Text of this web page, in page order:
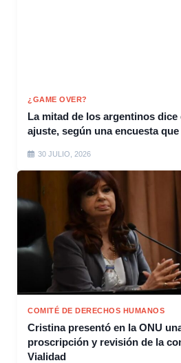
¿GAME OVER?
La mitad de los argentinos
ajuste, según una encuesta
30 JULIO, 2026
COMITÉ DE DERECHOS HUMANOS
Cristina presentó en la ONU
proscripción y revisión de la
Vialidad